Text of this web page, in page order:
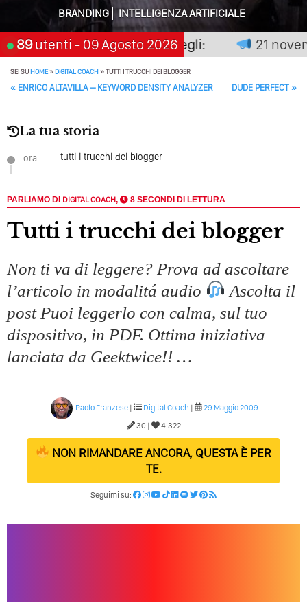
Perché Pubblicare Non Basta Più? Contenuti Di Valore O
Solo Rumore…
Tutto Peggiorerà
L’Accademia Del Wedding
BRANDING
INTELLIGENZA ARTIFICIALE
89utenti - 09 Agosto 2026
premia chi aspetta, scegli: 21
SEI SUHOME»DIGITAL COACH»TUTTI I TRUCCHI DEI BLOGGER
POST NAVIGATION
« ENRICO ALTAVILLA – KEYWORD DENSITY ANALYZER DUDE PERFECT »
La tua storia
ora tutti i trucchi dei blogger
PARLIAMO DI DIGITAL COACH, 8 SECONDI DI LETTURA
tutti i trucchi dei blogger
Non ti va di leggere? Prova ad ascoltare
l’articolo in modalitá audio
Ascolta il
post Puoi leggerlo con calma, sul tuo
dispositivo, in PDF. Ottima iniziativa
lanciata da Geektwice!! …
Paolo Franzese| Digital Coach |
29 Maggio 2009
30 |
4.322
NON RIMANDARE ANCORA, QUESTA È PER
TE.
Seguimi su: